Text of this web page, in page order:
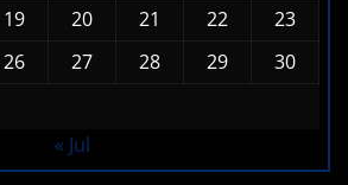
26 27 28 29
30